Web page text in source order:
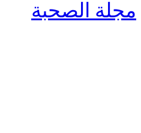
مجلة الصحبة